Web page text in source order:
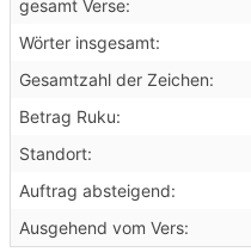
gesamt Verse:
Wörter insgesamt:
Gesamtzahl der Zeichen:
Betrag Ruku:
Standort:
Auftrag absteigend:
Ausgehend vom Vers: